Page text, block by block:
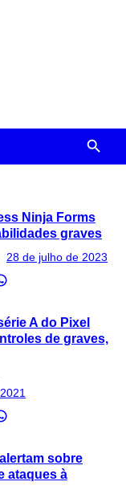
Ninja Forms
graves
Posted
28 de julho de 2023
A do Pixel
de graves,
on
sobre
ataques à